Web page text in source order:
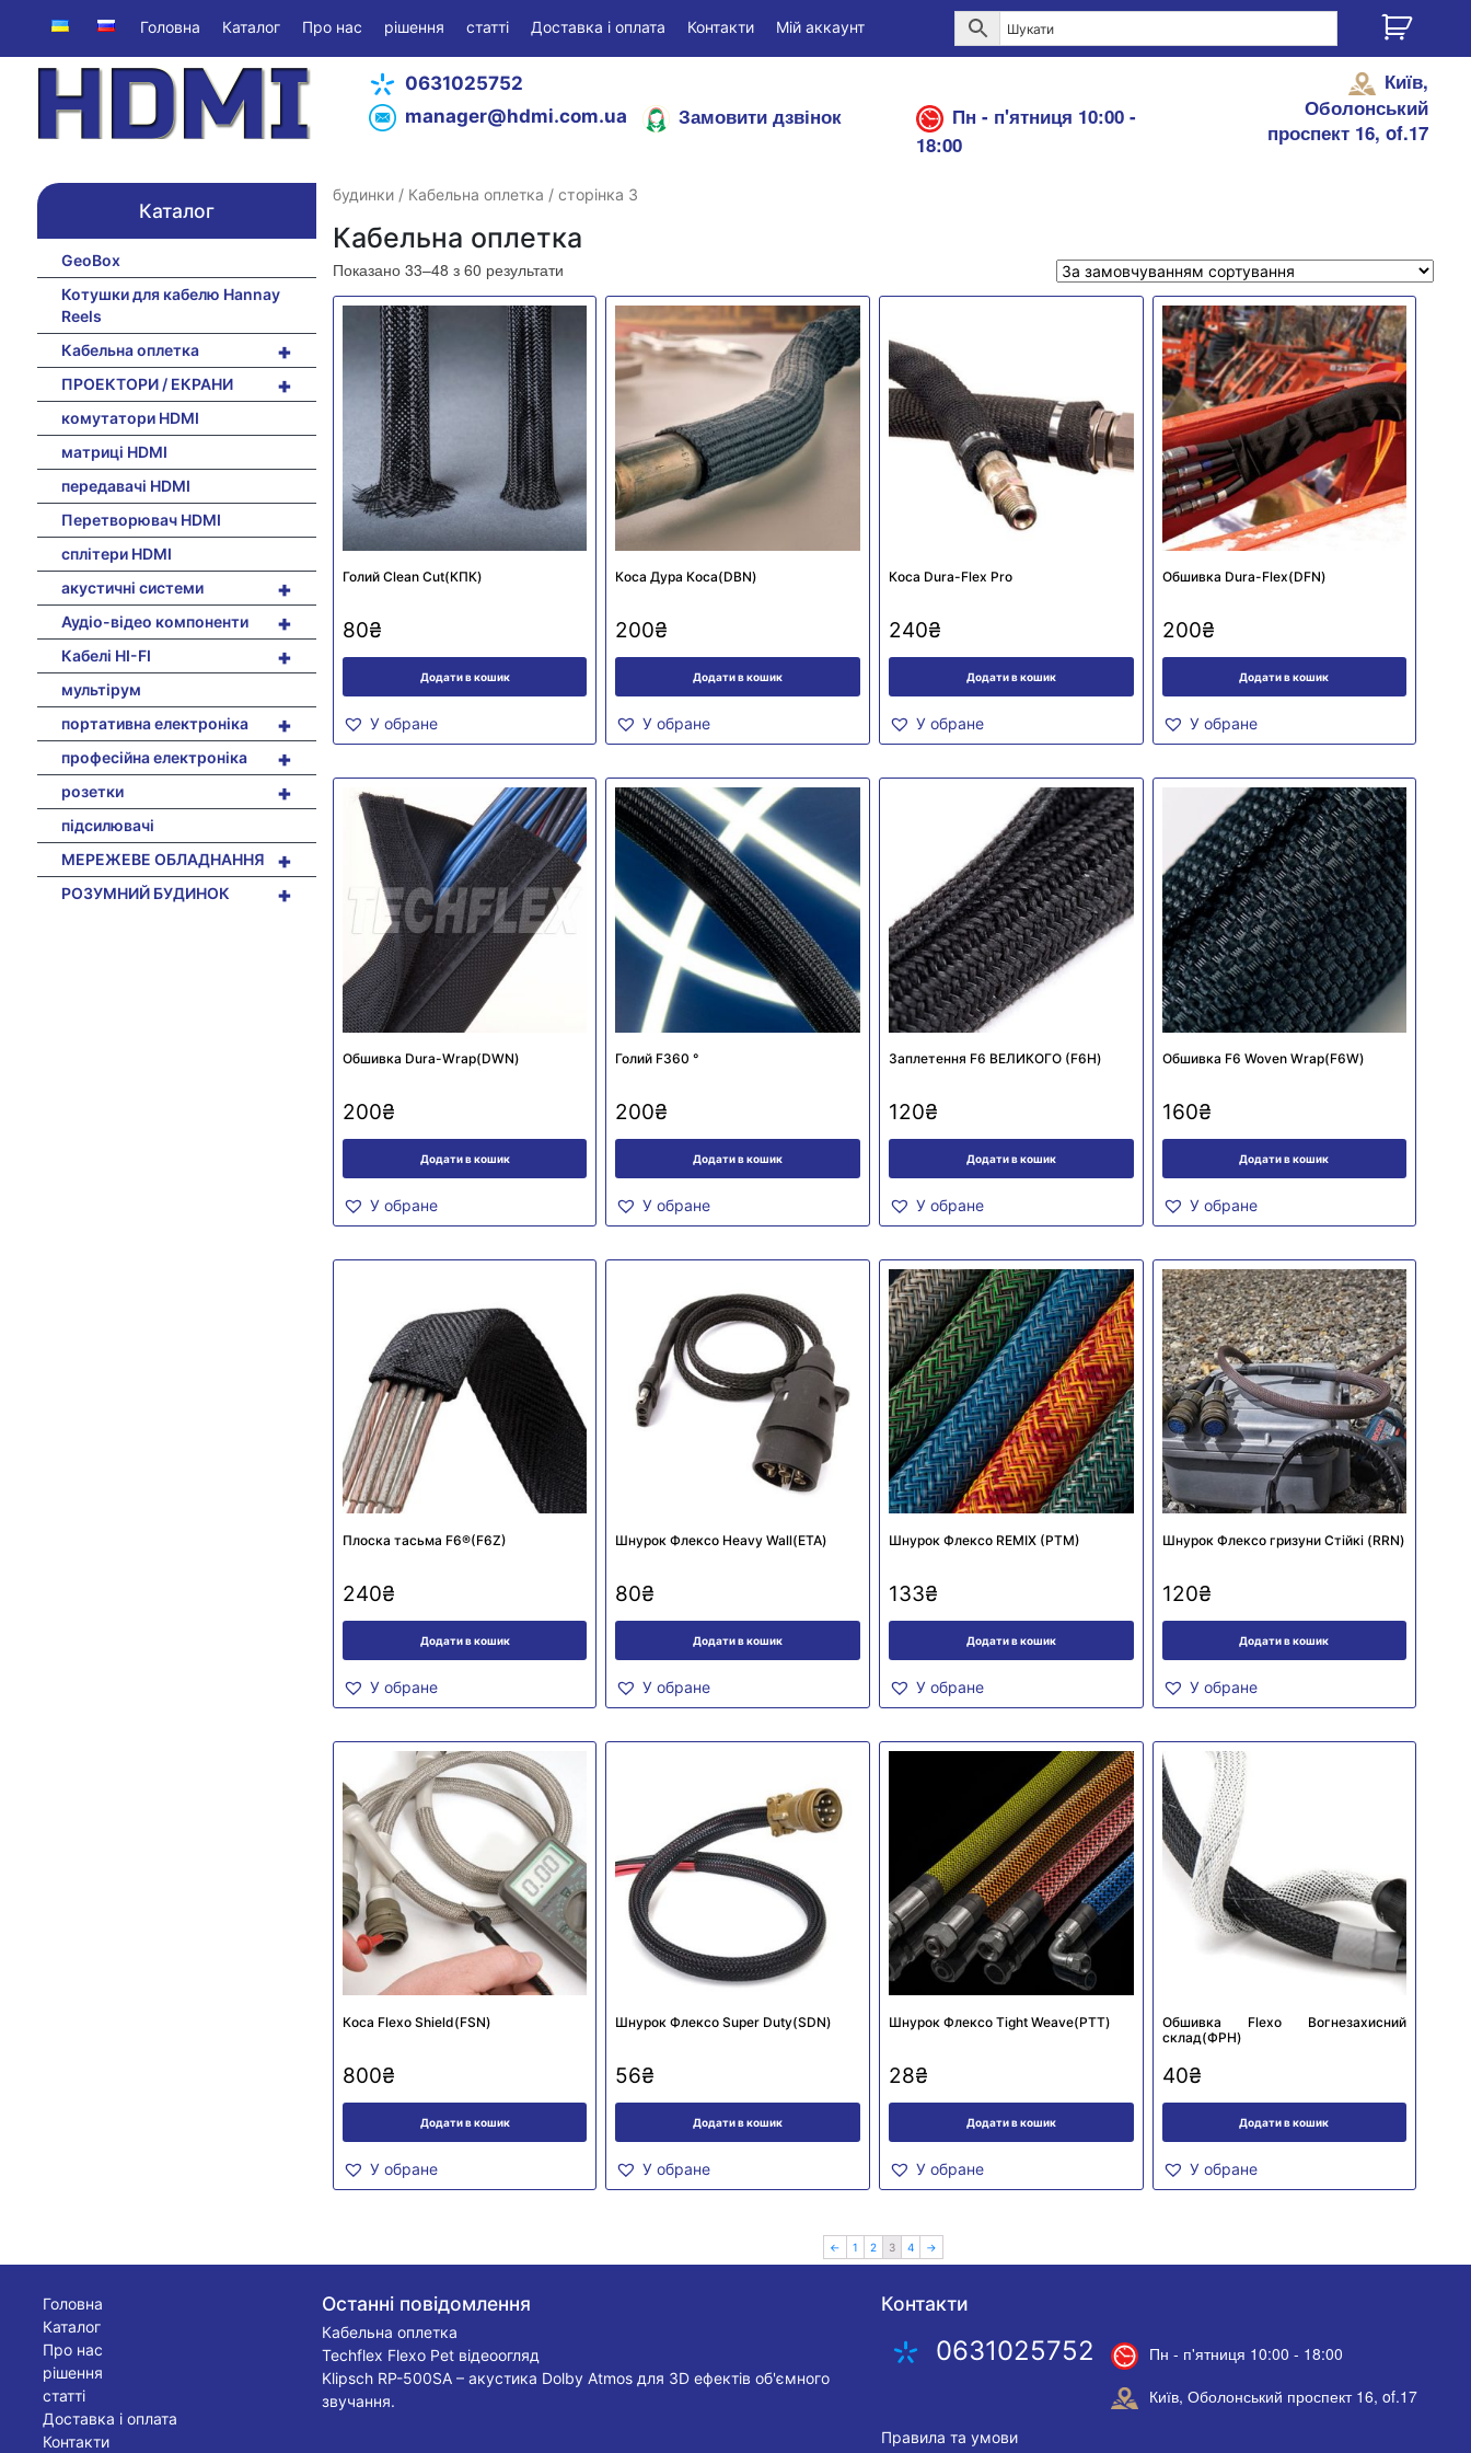
Головна Каталог Про нас рішення статті Доставка і оплата Контакти Мій аккаунт
0631025752
manager@hdmi.com.ua
Замовити дзвінок
Пн - п'ятниця 10:00 -
18:00
Київ,
Оболонський
проспект 16, of.17
будинки/ Кабельна оплетка / сторінка 3
Кабельна оплетка
Показано 33–48 з 60 результати
Голий Clean Cut(КПК)
80₴
Додати в кошик
У обране
Коса Дура Коса(DBN)
200₴
Додати в кошик
У обране
Коса Dura-Flex Pro
240₴
Додати в кошик
У обране
Обшивка Dura-Flex(DFN)
200₴
Додати в кошик
У обране
Обшивка Dura-Wrap(DWN)
200₴
Додати в кошик
У обране
Голий F360 °
200₴
Додати в кошик
У обране
Заплетення F6 ВЕЛИКОГО (F6H)
120₴
Додати в кошик
У обране
Обшивка F6 Woven Wrap(F6W)
160₴
Додати в кошик
У обране
Плоска тасьма F6®(F6Z)
240₴
Додати в кошик
У обране
Шнурок Флексо Heavy Wall(ЕТА)
80₴
Додати в кошик
У обране
Шнурок Флексо REMIX (PTM)
133₴
Додати в кошик
У обране
Шнурок Флексо гризуни Стійкі (RRN)
120₴
Додати в кошик
У обране
Коса Flexo Shield(FSN)
800₴
Додати в кошик
У обране
Шнурок Флексо Super Duty(SDN)
56₴
Додати в кошик
У обране
Шнурок Флексо Tight Weave(PTT)
28₴
Додати в кошик
У обране
Обшивка Flexo Вогнезахисний
склад(ФРН)
40₴
Додати в кошик
У обране
← 1 2 3 4 →
Каталог
GeoBox
Котушки для кабелю Hannay
Reels
+
Кабельна оплетка
+
ПРОЕКТОРИ / ЕКРАНИ
комутатори HDMI
матриці HDMI
передавачі HDMI
Перетворювач HDMI
сплітери HDMI
+
акустичні системи
+
Аудіо-відео компоненти
+
Кабелі HI-FI
мультірум
+
портативна електроніка
+
професійна електроніка
+
розетки
підсилювачі
+
МЕРЕЖЕВЕ ОБЛАДНАННЯ
+
РОЗУМНИЙ БУДИНОК
Головна
Каталог
Про нас
рішення
статті
Доставка і оплата
Контакти
Останні повідомлення
Кабельна оплетка
Techflex Flexo Pet відеоогляд
Klipsch RP-500SA – акустика Dolby Atmos для 3D ефектів об'ємного
звучання.
Контакти
0631025752
Пн - п'ятниця 10:00 - 18:00
Київ, Оболонський проспект 16, of.17
Правила та умови